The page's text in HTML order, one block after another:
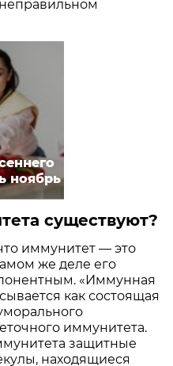
ноябрь
существуют?
иммунитет — это
же деле его
«Иммунная
как состоящая
иммунитета.
защитные
находящиеся